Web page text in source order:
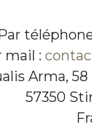
mail :
Arma,
57350